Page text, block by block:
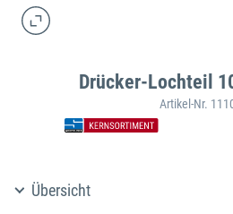
Drücker-Lochteil
Artikel-Nr.
Übersicht